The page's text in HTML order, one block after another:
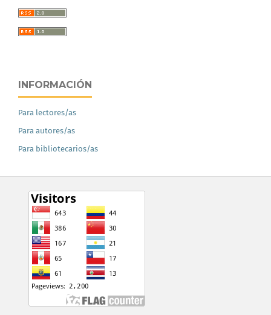
INFORMACIÓN
Para lectores/as
Para autores/as
Para bibliotecarios/as